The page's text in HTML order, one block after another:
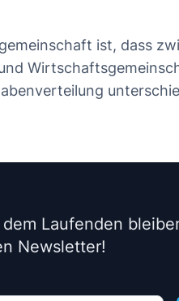
ist, dass
Laufenden
Newsletter!